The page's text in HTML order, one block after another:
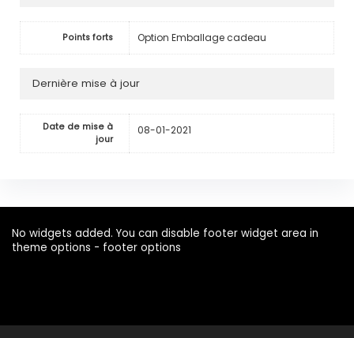
Points forts Option Emballage cadeau
Dernière mise à jour
Date de mise à
jour
08-01-2021
No widgets added. You can disable footer widget area in
theme options - footer options